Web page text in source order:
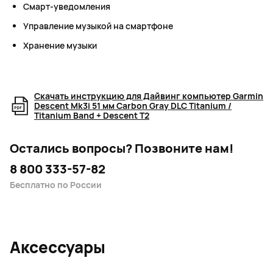
Смарт-уведомления
Управление музыкой на смартфоне
Хранение музыки
Скачать инструкцию для Дайвинг компьютер Garmin
Descent Mk3i 51 мм Carbon Gray DLC Titanium /
Titanium Band + Descent T2
Остались вопросы?Позвоните нам!
8 800 333-57-82
Бесплатно по России
Аксессуары